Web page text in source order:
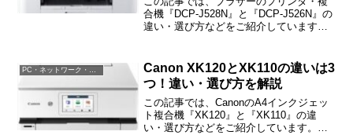
合機『DCP-J528N』と『DCP-J526N』の
違い・選び方などをご紹介しています。
Canon XK120とXK110の違いは3
つ！違い・選び方を解説
この記事では、CanonのA4インクジェッ
ト複合機『XK120』と『XK110』の違
い・選び方などをご紹介しています。